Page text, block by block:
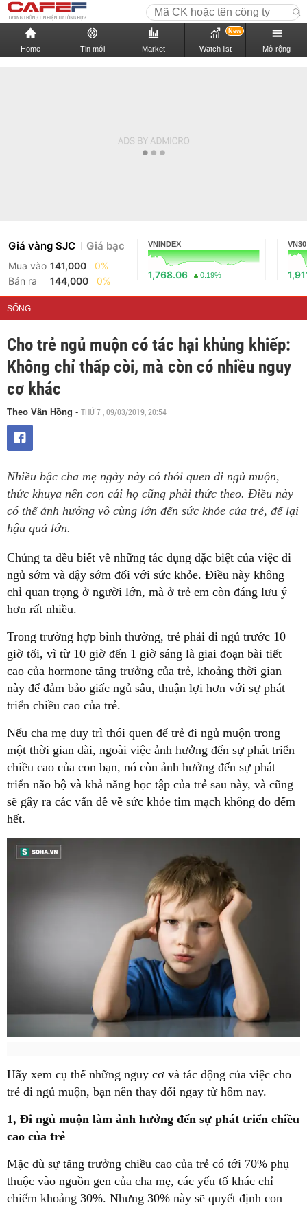
Home Tin mới Market Watch list
New
Mở rộng
Giá vàng SJC Giá bạc
Mua vào 141,000
0%
Bán ra
144,000 0%
VNINDEX
1,768.06 0.19%
VN30
SỐNG
Cho trẻ ngủ muộn có tác hại khủng khiếp:
Không chỉ thấp còi, mà còn có nhiều nguy
cơ khác
Theo Vân Hồng - THỨ 7 , 09/03/2019, 20:54
Nhiều bậc cha mẹ ngày này có thói quen đi ngủ muộn,
thức khuya nên con cái họ cũng phải thức theo. Điều này
có thể ảnh hưởng vô cùng lớn đến sức khỏe của trẻ, để lại
hậu quả lớn.
Chúng ta đều biết về những tác dụng đặc biệt của việc đi
ngủ sớm và dậy sớm đối với sức khỏe. Điều này không
chỉ quan trọng ở người lớn, mà ở trẻ em còn đáng lưu ý
hơn rất nhiều.
Trong trường hợp bình thường, trẻ phải đi ngủ trước 10
giờ tối, vì từ 10 giờ đến 1 giờ sáng là giai đoạn bài tiết
cao của hormone tăng trưởng của trẻ, khoảng thời gian
này để đảm bảo giấc ngủ sâu, thuận lợi hơn với sự phát
triển chiều cao của trẻ.
Nếu cha mẹ duy trì thói quen để trẻ đi ngủ muộn trong
một thời gian dài, ngoài việc ảnh hưởng đến sự phát triển
chiều cao của con bạn, nó còn ảnh hưởng đến sự phát
triển não bộ và khả năng học tập của trẻ sau này, và cũng
sẽ gây ra các vấn đề về sức khỏe tim mạch không đo đếm
hết.
Hãy xem cụ thể những nguy cơ và tác động của việc cho
trẻ đi ngủ muộn, bạn nên thay đổi ngay từ hôm nay.
1, Đi ngủ muộn làm ảnh hưởng đến sự phát triển chiều
cao của trẻ
Mặc dù sự tăng trưởng chiều cao của trẻ có tới 70% phụ
thuộc vào nguồn gen của cha mẹ, các yếu tố khác chỉ
chiếm khoảng 30%. Nhưng 30% này sẽ quyết định con